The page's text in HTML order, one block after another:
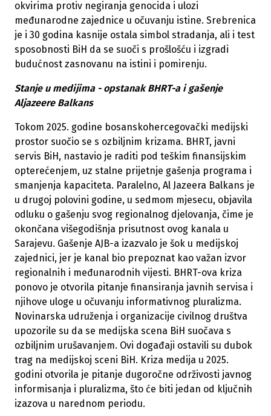
okvirima protiv negiranja genocida i ulozi
međunarodne zajednice u očuvanju istine. Srebrenica
je i 30 godina kasnije ostala simbol stradanja, ali i test
sposobnosti BiH da se suoči s prošlošću i izgradi
budućnost zasnovanu na istini i pomirenju.
Stanje u medijima - opstanak BHRT-a i gašenje
Aljazeere Balkans
Tokom 2025. godine bosanskohercegovački medijski
prostor suočio se s ozbiljnim krizama. BHRT, javni
servis BiH, nastavio je raditi pod teškim finansijskim
opterećenjem, uz stalne prijetnje gašenja programa i
smanjenja kapaciteta. Paralelno, Al Jazeera Balkans je
u drugoj polovini godine, u sedmom mjesecu, objavila
odluku o gašenju svog regionalnog djelovanja, čime je
okončana višegodišnja prisutnost ovog kanala u
Sarajevu. Gašenje AJB-a izazvalo je šok u medijskoj
zajednici, jer je kanal bio prepoznat kao važan izvor
regionalnih i međunarodnih vijesti. BHRT-ova kriza
ponovo je otvorila pitanje finansiranja javnih servisa i
njihove uloge u očuvanju informativnog pluralizma.
Novinarska udruženja i organizacije civilnog društva
upozorile su da se medijska scena BiH suočava s
ozbiljnim urušavanjem. Ovi događaji ostavili su dubok
trag na medijskoj sceni BiH. Kriza medija u 2025.
godini otvorila je pitanje dugoročne održivosti javnog
informisanja i pluralizma, što će biti jedan od ključnih
izazova u narednom periodu.